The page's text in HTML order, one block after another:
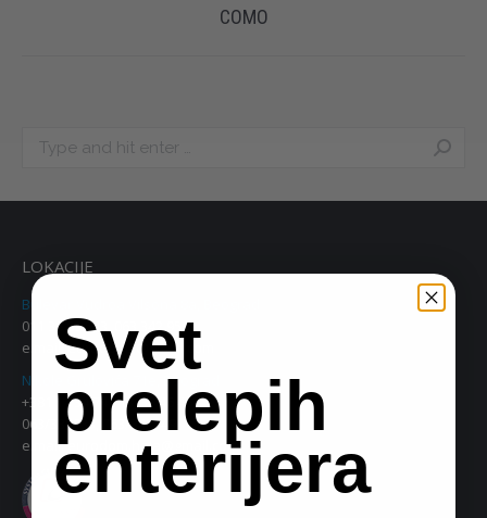
Next
COMO
Search:
LOKACIJE
Bulevar Vudroa Vilsona 8a, Beograd
011 38 09 543, 063 342 956
e.mail:eurodom2@gmail.com
Nikole Grulovića 71e, Beograd
+381 11 34 74 713, 30 46 463
063/330833, 063/342849
e.mail:eurodom.hala@gmail.com
Svet
prelepih
enterijera